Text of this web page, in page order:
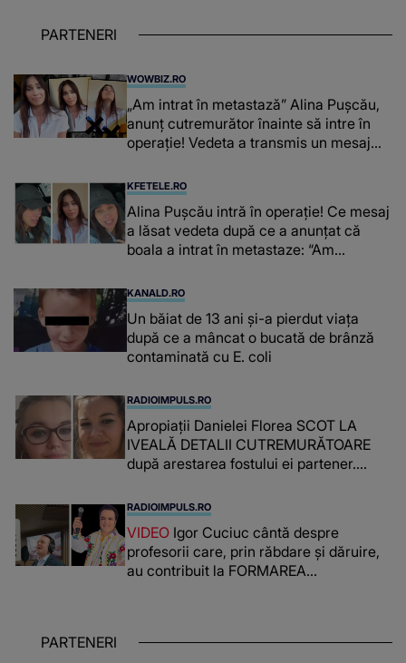
PARTENERI
WOWBIZ.RO
„Am intrat în metastază” Alina Pușcău,
anunț cutremurător înainte să intre în
operație! Vedeta a transmis un mesaj
KFETELE.RO
Alina Pușcău intră în operație! Ce mesaj
a lăsat vedeta după ce a anunțat că
boala a intrat în metastaze: “Am
KANALD.RO
Un băiat de 13 ani și-a pierdut viața
după ce a mâncat o bucată de brânză
contaminată cu E. coli
RADIOIMPULS.RO
Apropiații Danielei Florea SCOT LA
IVEALĂ DETALII CUTREMURĂTOARE
după arestarea fostului ei partener.
românca ucisă în Italia și ascunsă în
lada unui pat: " Îmi pare rău că nu am
reușit să fac mai mult pentru ea și..."
RADIOIMPULS.RO
VIDEO Igor Cuciuc cântă despre
profesorii care, prin răbdare și dăruire,
au contribuit la FORMAREA
chiar și după trecerea anilor: "De
PARTENERI